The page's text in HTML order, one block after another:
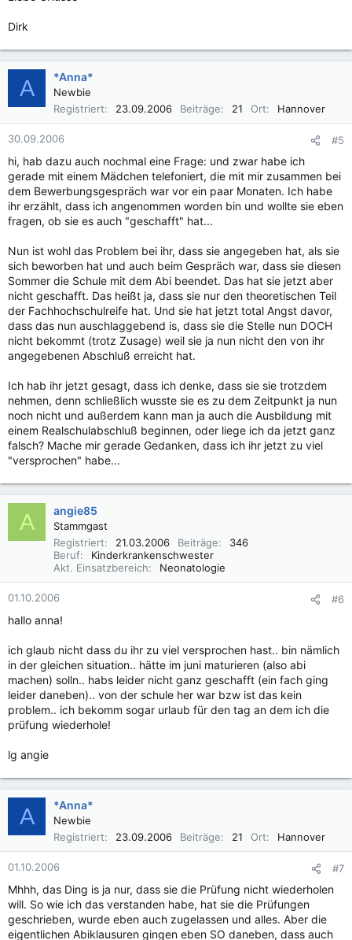
Dirk
A *Anna*
Newbie
Registriert
23.09.2006 Beiträge 21 Ort Hannover
30.09.2006 #5
hi, hab dazu auch nochmal eine Frage: und zwar habe ich
gerade mit einem Mädchen telefoniert, die mit mir zusammen bei
dem Bewerbungsgespräch war vor ein paar Monaten. Ich habe
ihr erzählt, dass ich angenommen worden bin und wollte sie eben
fragen, ob sie es auch "geschafft" hat...
Nun ist wohl das Problem bei ihr, dass sie angegeben hat, als sie
sich beworben hat und auch beim Gespräch war, dass sie diesen
Sommer die Schule mit dem Abi beendet. Das hat sie jetzt aber
nicht geschafft. Das heißt ja, dass sie nur den theoretischen Teil
der Fachhochschulreife hat. Und sie hat jetzt total Angst davor,
dass das nun auschlaggebend is, dass sie die Stelle nun DOCH
nicht bekommt (trotz Zusage) weil sie ja nun nicht den von ihr
angegebenen Abschluß erreicht hat.
Ich hab ihr jetzt gesagt, dass ich denke, dass sie sie trotzdem
nehmen, denn schließlich wusste sie es zu dem Zeitpunkt ja nun
noch nicht und außerdem kann man ja auch die Ausbildung mit
einem Realschulabschluß beginnen, oder liege ich da jetzt ganz
falsch? Mache mir gerade Gedanken, dass ich ihr jetzt zu viel
"versprochen" habe...
A angie85
Stammgast
Registriert
21.03.2006 Beiträge
346
Beruf
Kinderkrankenschwester
Akt. Einsatzbereich
Neonatologie
01.10.2006 #6
hallo anna!
ich glaub nicht dass du ihr zu viel versprochen hast.. bin nämlich
in der gleichen situation.. hätte im juni maturieren (also abi
machen) solln.. habs leider nicht ganz geschafft (ein fach ging
leider daneben).. von der schule her war bzw ist das kein
problem.. ich bekomm sogar urlaub für den tag an dem ich die
prüfung wiederhole!
lg angie
A *Anna*
Newbie
Registriert
23.09.2006 Beiträge 21 Ort Hannover
01.10.2006 #7
Mhhh, das Ding is ja nur, dass sie die Prüfung nicht wiederholen
will. So wie ich das verstanden habe, hat sie die Prüfungen
geschrieben, wurde eben auch zugelassen und alles. Aber die
eigentlichen Abiklausuren gingen eben SO daneben, dass auch